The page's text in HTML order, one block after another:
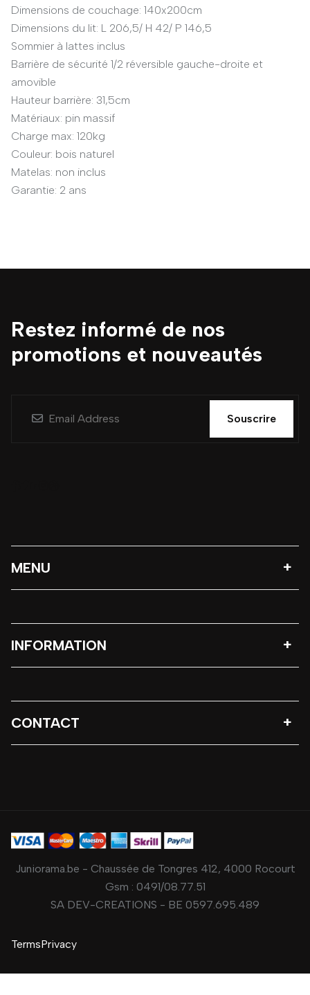
Dimensions de couchage: 140x200cm
Dimensions du lit: L 206,5/ H 42/ P 146,5
Sommier à lattes inclus
Barrière de sécurité 1/2 réversible gauche-droite et
amovible
Hauteur barrière: 31,5cm
Matériaux: pin massif
Charge max: 120kg
Couleur: bois naturel
Matelas: non inclus
Garantie: 2 ans
Restez informé de nos
promotions et nouveautés
Souscrire
MENU
INFORMATION
CONTACT
Juniorama.be - Chaussée de Tongres 412, 4000 Rocourt
Gsm : 0491/08.77.51
SA DEV-CREATIONS - BE 0597.695.489
TermsPrivacy